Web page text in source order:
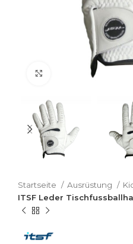
Cliquez pour
Startseite Ausrüstung
ITSF Leder